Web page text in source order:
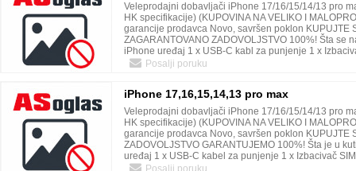
Veleprodajni dobavljači iPhone 17/16/15/14/13 pro
HK specifikacije) (KUPOVINA NA VELIKO I
garancije prodavca Novo, savršen poklon KUPUJTE
ZAGARANTOVANO ZADOVOLJSTVO 100%! Šta se
iPhone uređaj 1 x USB-C kabl za punjenje 1 x
Besplatna zaštita za ekran Kontakt podaci:
Posalji poruku
iPhone 17,16,15,14,13 pro max
Veleprodajni dobavljači iPhone 17/16/15/14/13 pro
HK specifikacije) (KUPOVINA NA VELIKO I
garancije prodavca Novo, savršen poklon KUPUJTE
ZADOVOLJSTVO GARANTUJEMO 100%! Šta je u
uređaj 1 x USB-C kabel za punjenje 1 x Izbacivač
Besplatna zaštita za ekran Kontakt podaci:
Posalji poruku